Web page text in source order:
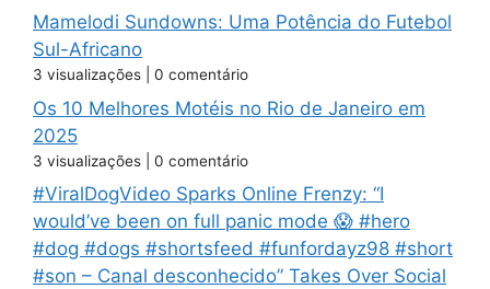
Mamelodi Sundowns: Uma Potência do Futebol
Sul-Africano
3 visualizações 0 comentário
Os 10 Melhores Motéis no Rio de Janeiro em
2025
3 visualizações 0 comentário
#ViralDogVideo Sparks Online Frenzy: “I
would’ve been on full panic mode 😱 #hero
#dog #dogs #shortsfeed #funfordayz98 #short
#son – Canal desconhecido” Takes Over Social